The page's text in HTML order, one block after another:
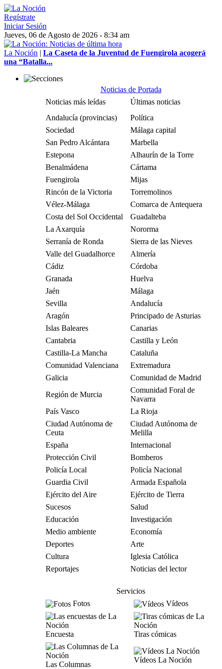
Regístrate
Iniciar Sesión
Jueves, 06 de Agosto de 2026 - 8:34 am
La Noción | La Caseta de la Juventud de Fuengirola acogerá
una “Batalla...
Noticias de Portada
Noticias más leídas
Últimas noticias
Andalucía (provincias)
Política
Sociedad
Málaga capital
San Pedro Alcántara
Marbella
Estepona
Alhaurín de la Torre
Benalmádena
Cártama
Fuengirola
Mijas
Rincón de la Victoria
Torremolinos
Vélez-Málaga
Comarca de Antequera
Costa del Sol Occidental
Guadalteba
La Axarquía
Nororma
Serranía de Ronda
Sierra de las Nieves
Valle del Guadalhorce
Almería
Cádiz
Córdoba
Granada
Huelva
Jaén
Málaga
Sevilla
Andalucía
Aragón
Principado de Asturias
Islas Baleares
Canarias
Cantabria
Castilla y León
Castilla-La Mancha
Cataluña
Comunidad Valenciana
Extremadura
Galicia
Comunidad de Madrid
Región de Murcia
Comunidad Foral de
Navarra
País Vasco
La Rioja
Ciudad Autónoma de
Ceuta
Ciudad Autónoma de
Melilla
España
Internacional
Protección Civil
Bomberos
Policía Local
Policía Nacional
Guardia Civil
Armada Española
Ejército del Aire
Ejército de Tierra
Sucesos
Salud
Educación
Investigación
Medio ambiente
Economía
Deportes
Arte
Cultura
Iglesia Católica
Reportajes
Noticias del lector
Servicios
Fotos
Vídeos
Encuesta Tiras cómicas
Las Columnas
Vídeos La Noción